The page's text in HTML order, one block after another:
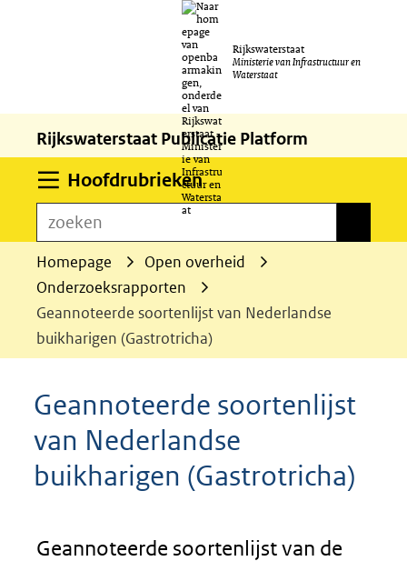
naar
de
inhoud
Rijkswaterstaat
Ministerie van Infrastructuur en
Waterstaat
Rijkswaterstaat Publicatie Platform
HoofdrubriekenUitklappen
zoeken
Homepage
Open overheid
Onderzoeksrapporten
Geannoteerde soortenlijst van Nederlandse
buikharigen (Gastrotricha)
Geannoteerde soortenlijst
van Nederlandse
buikharigen (Gastrotricha)
Geannoteerde soortenlijst van de